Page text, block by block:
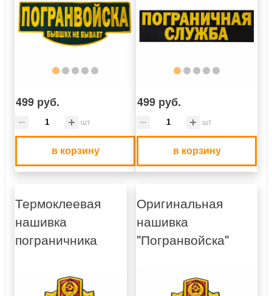
499 руб.
шт
в корзину
499 руб.
шт
в корзину
Термоклеевая
нашивка
пограничника
Оригинальная
нашивка
"Погранвойска"